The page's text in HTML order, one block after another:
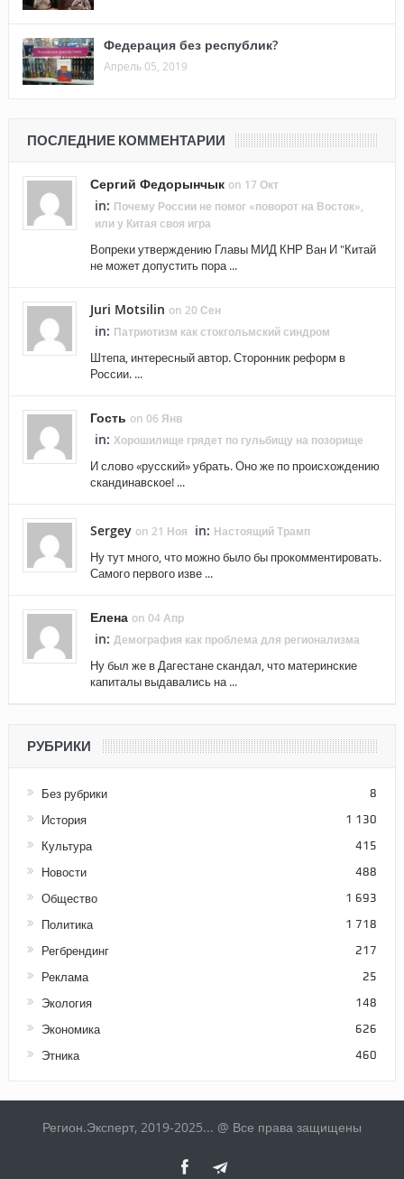
Федерация без республик?
Апрель 05, 2019
ПОСЛЕДНИЕ КОММЕНТАРИИ
Сергий Федорынчык on 17 Окт
in: Почему России не помог «поворот на Восток»,
или у Китая своя игра
Вопреки утверждению Главы МИД КНР Ван И "Китай
не может допустить пора ...
Juri Motsilin on 20 Сен
in: Патриотизм как стокгольмский синдром
Штепа, интересный автор. Сторонник реформ в
России. ...
Гость on 06 Янв
in: Хорошилище грядет по гульбищу на позорище
И слово «русский» убрать. Оно же по происхождению
скандинавское! ...
Sergey on 21 Ноя in: Настоящий Трамп
Ну тут много, что можно было бы прокомментировать.
Самого первого изве ...
Елена on 04 Апр
in: Демография как проблема для регионализма
Ну был же в Дагестане скандал, что материнские
капиталы выдавались на ...
РУБРИКИ
Без рубрики 8
История 1 130
Культура 415
Новости 488
Общество 1 693
Политика 1 718
Регбрендинг 217
Реклама 25
Экология 148
Экономика 626
Этника 460
Регион.Эксперт, 2019-2025... @ Все права защищены